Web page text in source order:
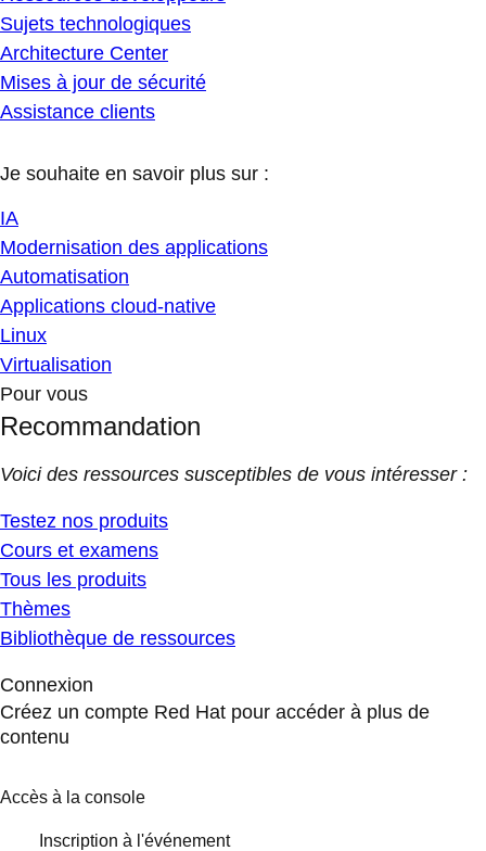
Sujets technologiques
Architecture Center
Mises à jour de sécurité
Assistance clients
Je souhaite en savoir plus sur :
IA
Modernisation des applications
Automatisation
Applications cloud-native
Linux
Virtualisation
Pour vous
Recommandation
Voici des ressources susceptibles de vous intéresser :
Testez nos produits
Cours et examens
Tous les produits
Thèmes
Bibliothèque de ressources
Connexion
Créez un compte Red Hat pour accéder à plus de
contenu
Accès à la console
Inscription à l'événement